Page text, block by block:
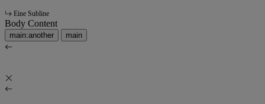
Eine Subline
Body Content
main:another main